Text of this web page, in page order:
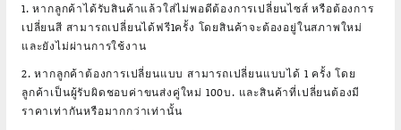
1. หากลูกค้าได้รับสินค้าแล้วใส่ไม่พอดีต้องการเปลี่ยนไซส์ หรือต้องการ
เปลี่ยนสี สามารถเปลี่ยนได้ฟรี1ครั้ง โดยสินค้าจะต้องอยู่ในสภาพใหม่
และยังไม่ผ่านการใช้งาน
2. หากลูกค้าต้องการเปลี่ยนแบบ สามารถเปลี่ยนแบบได้ 1 ครั้ง โดย
ลูกค้าเป็นผู้รับผิดชอบค่าขนส่งคู่ใหม่ 100บ. และสินค้าที่เปลี่ยนต้องมี
ราคาเท่ากันหรือมากกว่าเท่านั้น